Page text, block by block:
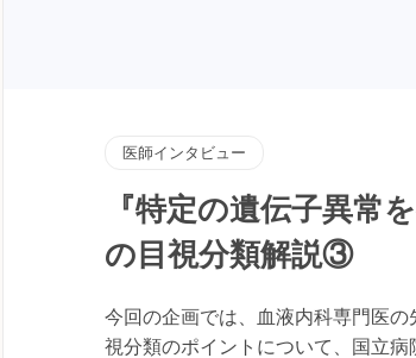
医師インタビュー
『特定の遺伝子異常
の目視分類解説③
今回の企画では、血液内科専門医
視分類のポイントについて、国立